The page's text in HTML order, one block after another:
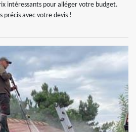
intéressants pour alléger votre budget.
précis avec votre devis !